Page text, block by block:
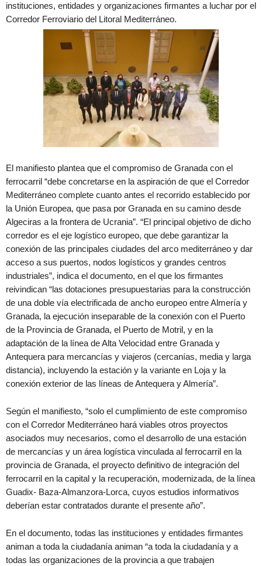
instituciones, entidades y organizaciones firmantes a luchar por el
Corredor Ferroviario del Litoral Mediterráneo.
El manifiesto plantea que el compromiso de Granada con el
ferrocarril “debe concretarse en la aspiración de que el Corredor
Mediterráneo complete cuanto antes el recorrido establecido por
la Unión Europea, que pasa por Granada en su camino desde
Algeciras a la frontera de Ucrania”. “El principal objetivo de dicho
corredor es el eje logístico europeo, que debe garantizar la
conexión de las principales ciudades del arco mediterráneo y dar
acceso a sus puertos, nodos logísticos y grandes centros
industriales”, indica el documento, en el que los firmantes
reivindican “las dotaciones presupuestarias para la construcción
de una doble vía electrificada de ancho europeo entre Almería y
Granada, la ejecución inseparable de la conexión con el Puerto
de la Provincia de Granada, el Puerto de Motril, y en la
adaptación de la línea de Alta Velocidad entre Granada y
Antequera para mercancías y viajeros (cercanías, media y larga
distancia), incluyendo la estación y la variante en Loja y la
conexión exterior de las líneas de Antequera y Almería”.
Según el manifiesto, “solo el cumplimiento de este compromiso
con el Corredor Mediterráneo hará viables otros proyectos
asociados muy necesarios, como el desarrollo de una estación
de mercancías y un área logística vinculada al ferrocarril en la
provincia de Granada, el proyecto definitivo de integración del
ferrocarril en la capital y la recuperación, modernizada, de la línea
Guadix- Baza-Almanzora-Lorca, cuyos estudios informativos
deberían estar contratados durante el presente año”.
En el documento, todas las instituciones y entidades firmantes
animan a toda la ciudadanía animan “a toda la ciudadanía y a
todas las organizaciones de la provincia a que trabajen